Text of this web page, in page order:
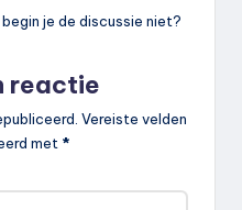
je de discussie niet?
reactie
Vereiste velden
met *